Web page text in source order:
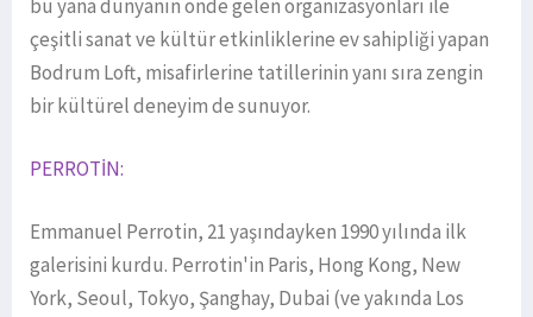
bu yana dünyanın önde gelen organizasyonları ile
çeşitli sanat ve kültür etkinliklerine ev sahipliği yapan
Bodrum Loft, misafirlerine tatillerinin yanı sıra zengin
bir kültürel deneyim de sunuyor.
PERROTİN:
Emmanuel Perrotin, 21 yaşındayken 1990 yılında ilk
galerisini kurdu. Perrotin'in Paris, Hong Kong, New
York, Seoul, Tokyo, Şanghay, Dubai (ve yakında Los